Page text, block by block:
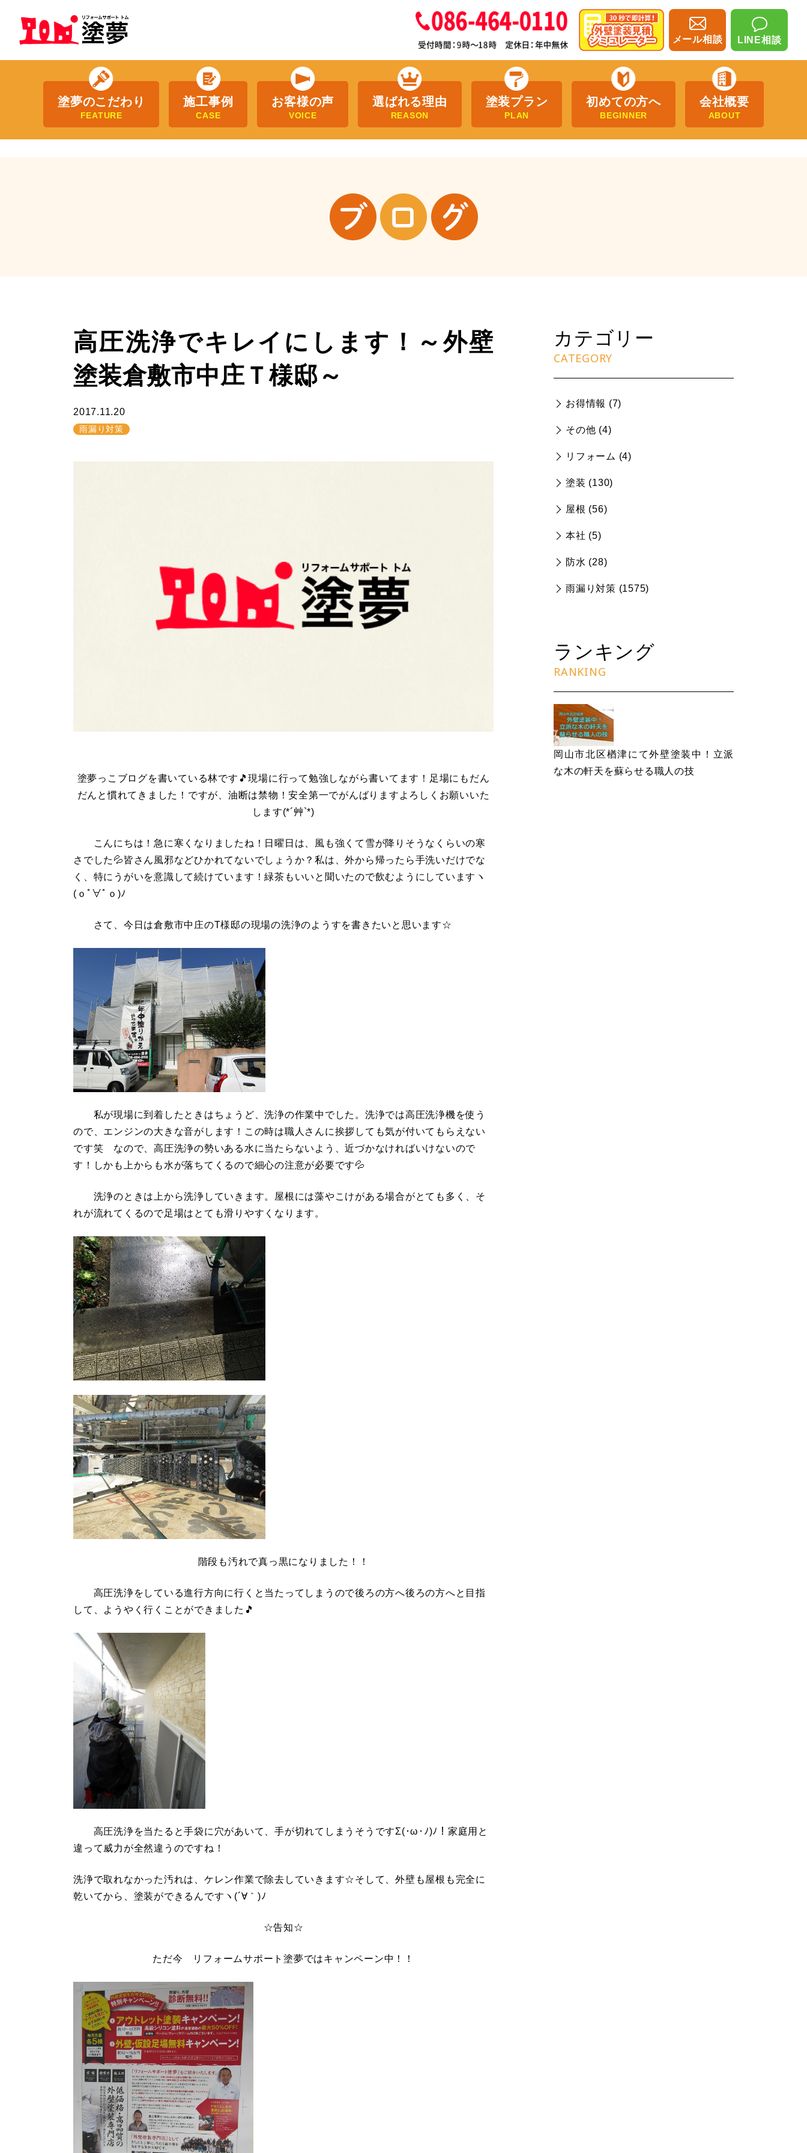
メール相談 LINE相談
塗夢のこだわり
FEATURE
施工事例
CASE
お客様の声
VOICE
選ばれる理由
REASON
塗装プラン
PLAN
初めての方へ
BEGINNER
会社概要
ABOUT
高圧洗浄でキレイにします！～外壁
塗装倉敷市中庄Ｔ様邸～
2017.11.20
雨漏り対策
塗夢っこブログを書いている林です🎵現場に行って勉強しながら書いてます！足場にもだん
だんと慣れてきました！ですが、油断は禁物！安全第一でがんばりますよろしくお願いいた
します(*´艸`*)
こんにちは！急に寒くなりましたね！日曜日は、風も強くて雪が降りそうなくらいの寒
さでした💦皆さん風邪などひかれてないでしょうか？私は、外から帰ったら手洗いだけでな
く、特にうがいを意識して続けています！緑茶もいいと聞いたので飲むようにしていますヽ
(ｏﾟ∀ﾟｏ)ﾉ
さて、今日は倉敷市中庄のT様邸の現場の洗浄のようすを書きたいと思います☆
私が現場に到着したときはちょうど、洗浄の作業中でした。洗浄では高圧洗浄機を使う
ので、エンジンの大きな音がします！この時は職人さんに挨拶しても気が付いてもらえない
です笑 なので、高圧洗浄の勢いある水に当たらないよう、近づかなければいけないので
す！しかも上からも水が落ちてくるので細心の注意が必要です💦
洗浄のときは上から洗浄していきます。屋根には藻やこけがある場合がとても多く、そ
れが流れてくるので足場はとても滑りやすくなります。
階段も汚れで真っ黒になりました！！
高圧洗浄をしている進行方向に行くと当たってしまうので後ろの方へ後ろの方へと目指
して、ようやく行くことができました🎵
高圧洗浄を当たると手袋に穴があいて、手が切れてしまうそうですΣ(･ω･ﾉ)ﾉ！家庭用と
違って威力が全然違うのですね！
洗浄で取れなかった汚れは、ケレン作業で除去していきます☆そして、外壁も屋根も完全に
乾いてから、塗装ができるんですヽ(´∀｀)ﾉ
☆告知☆
ただ今 リフォームサポート塗夢ではキャンペーン中！！
カテゴリー
CATEGORY
お得情報 (7)
その他 (4)
リフォーム (4)
塗装 (130)
屋根 (56)
本社 (5)
防水 (28)
雨漏り対策 (1575)
ランキング
RANKING
岡山市北区楢津にて外壁塗装中！立派
な木の軒天を蘇らせる職人の技